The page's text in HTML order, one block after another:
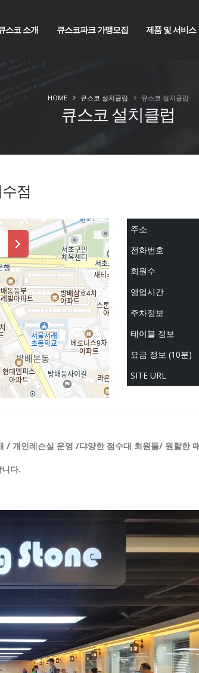
스코 소개 큐스코파크 가맹모집 제품 및 서비스
큐스코 설치클럽
HOME 큐스코 설치클럽 큐스코 설치클럽
점
주소
전화번호
회원수
영업시간
주차정보
테이블 정보
요금 정보 (10분)
SITE URL
/ 개인레슨실 운영 /댜양한 점수대 회원들/ 원할한
다.